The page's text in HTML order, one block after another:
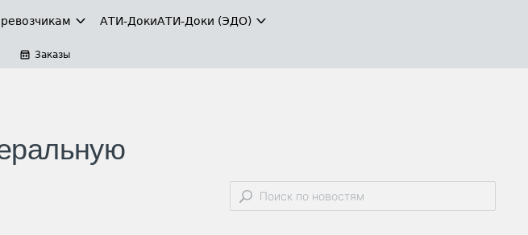
АТИ-ДокиАТИ-Доки (ЭДО)
Заказы